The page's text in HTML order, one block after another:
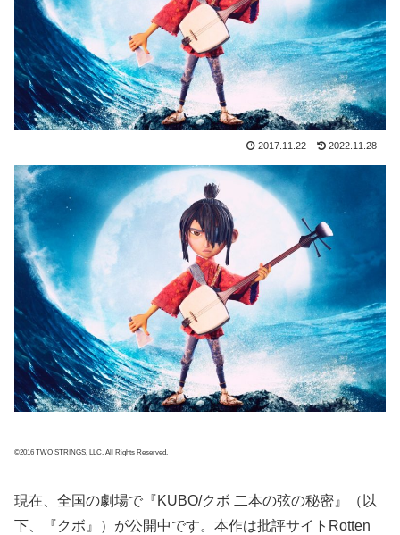
2017.11.22 2022.11.28
©2016 TWO STRINGS, LLC. All Rights Reserved.
現在、全国の劇場で『KUBO/クボ 二本の弦の秘密』（以
下、『クボ』）が公開中です。本作は批評サイトRotten